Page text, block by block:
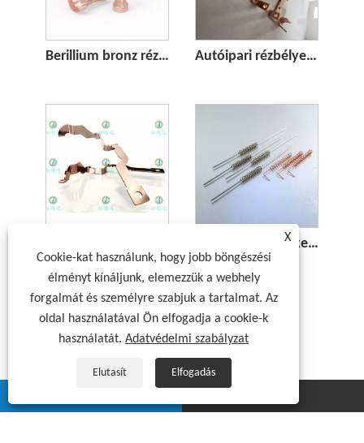
Berillium bronz réz lámpás érintkező csatlakozó Autóipari rézbélyegzett tápcsatlakozó
Feszítőrugó érzékelőkhöz
X
Cookie-kat használunk, hogy jobb böngészési
élményt kínáljunk, elemezzük a webhely
forgalmát és személyre szabjuk a tartalmat. Az
oldal használatával Ön elfogadja a cookie-k
használatát.Adatvédelmi szabályzat
Elutasít Elfogadás